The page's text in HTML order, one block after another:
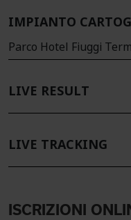
IMPIANTO
Parco Hotel Fiuggi
LIVE RESULT
LIVE TRACKING
ISCRIZIONI